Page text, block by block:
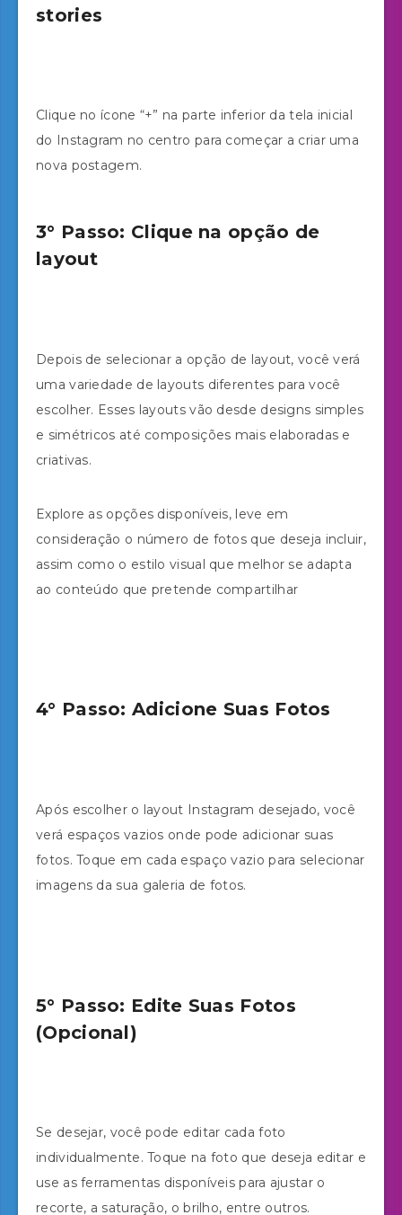
stories
Clique no ícone “+” na parte inferior da tela inicial
do Instagram no centro para começar a criar uma
nova postagem.
3° Passo: Clique na opção de
layout
Depois de selecionar a opção de layout, você verá
uma variedade de layouts diferentes para você
escolher. Esses layouts vão desde designs simples
e simétricos até composições mais elaboradas e
criativas.
Explore as opções disponíveis, leve em
consideração o número de fotos que deseja incluir,
assim como o estilo visual que melhor se adapta
ao conteúdo que pretende compartilhar
4° Passo: Adicione Suas Fotos
Após escolher o layout Instagram desejado, você
verá espaços vazios onde pode adicionar suas
fotos. Toque em cada espaço vazio para selecionar
imagens da sua galeria de fotos.
5° Passo: Edite Suas Fotos
(Opcional)
Se desejar, você pode editar cada foto
individualmente. Toque na foto que deseja editar e
use as ferramentas disponíveis para ajustar o
recorte, a saturação, o brilho, entre outros.